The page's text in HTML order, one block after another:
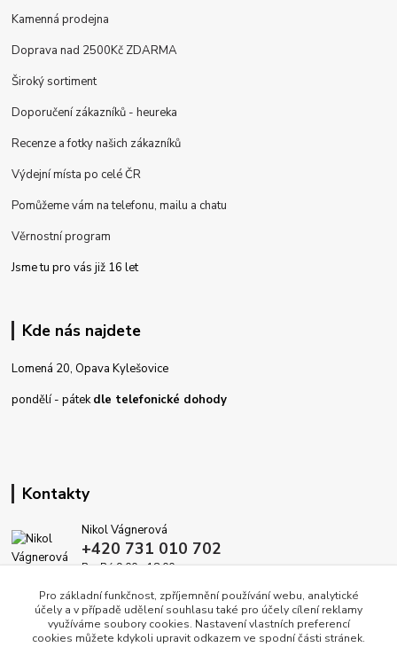
Kamenná prodejna
Doprava nad 2500Kč ZDARMA
Široký sortiment
Doporučení zákazníků - heureka
Recenze a fotky našich zákazníků
Výdejní místa po celé ČR
Pomůžeme vám na telefonu, mailu a chatu
Věrnostní program
Jsme tu pro vás již 16 let
Kde nás najdete
Lomená 20, Opava Kylešovice
pondělí - pátekdle telefonické dohody
Kontakty
Nikol Vágnerová
+420 731 010 702
Po-Pá 9.00 - 18.00
info@dekoracedomova.cz
Pro základní funkčnost, zpříjemnění používání webu, analytické
účely a v případě udělení souhlasu také pro účely cílení reklamy
využíváme soubory cookies. Nastavení vlastních preferencí
cookies můžete kdykoli upravit odkazem ve spodní části stránek.